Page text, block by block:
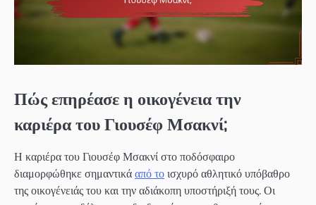
Πώς επηρέασε η οικογένεια την
καριέρα του Γιουσέφ Μσακνί;
Η καριέρα του Γιουσέφ Μσακνί στο ποδόσφαιρο
διαμορφώθηκε σημαντικάαπό τοισχυρό αθλητικό υπόβαθρο
της οικογένειάς του και την αδιάκοπη υποστήριξή τους. Οι